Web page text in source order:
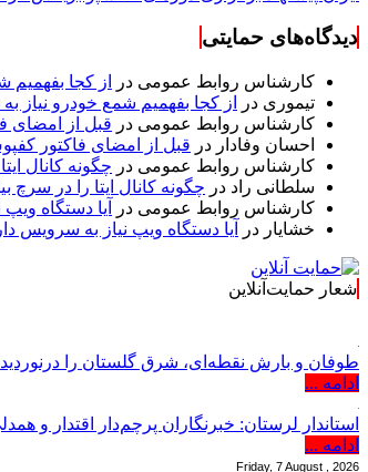
دیدگاه‌های حمایتی
کارشناس روابط عمومی در
از کجا بفهمیم
تیموری در
از کجا بفهمیم شمع خودرو نیاز
کارشناس روابط عمومی در قبل از امضای فاکتور کفپوش این ۸
احسان وفادار در قبل از امضای فاکتور کفپوش این ۸ مورد را مکتوب کنید؛ از متراژ
کارشناس روابط عمومی در چگونه کانال
سلطانی راد در چگونه کانال ایتا را در سرچ
کارشناس روابط عمومی در
آیا دستگاه
خشایار در آیا دستگاه ویپ نیاز به سرویس
شعار حمایت‌آنلاین
طوفان و بارش نقطه‌ای، شرق گلستان را درنوردید
ادامه ...
استاندار لرستان: خبرنگاران پرچم‌دار اقتدار و
ادامه ...
Friday, 7 August , 2026